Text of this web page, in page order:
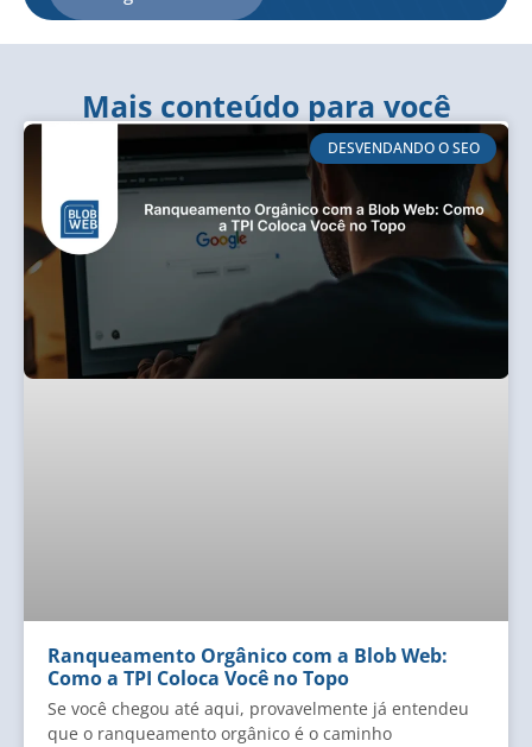
Mais conteúdo para você
DESVENDANDO O SEO
Ranqueamento Orgânico com a Blob Web:
Como a TPI Coloca Você no Topo
Se você chegou até aqui, provavelmente já entendeu
que o ranqueamento orgânico é o caminho